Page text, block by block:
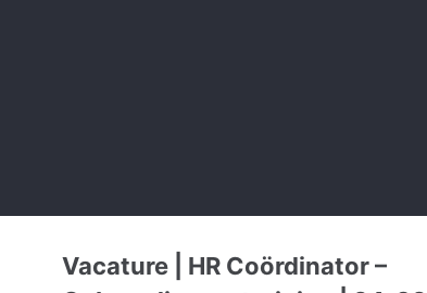
Vacature | HR Coördinator –